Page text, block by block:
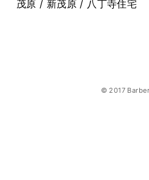
茂原 / 新茂原 / 八丁寺住宅
© 2017